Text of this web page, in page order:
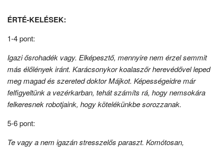
ÉRTÉ-KELÉSEK:
1-4 pont:
Igazi ősrohadék vagy. Elképesztő, mennyire nem érzel semmit
más élőlények iránt. Karácsonykor koalaszőr herevédővel leped
meg magad és szereted doktor Májkot. Képességeidre már
felfigyeltünk a vezérkarban, tehát számíts rá, hogynemsokára
felkeresnek robotjaink, hogy kötelékünkbe sorozzanak.
5-6 pont:
Te vagy a nem igazán stresszelős paraszt. Komótosan,